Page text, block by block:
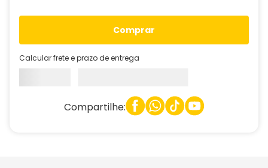
comprar
Calcular frete e prazo de entrega
Compartilhe: